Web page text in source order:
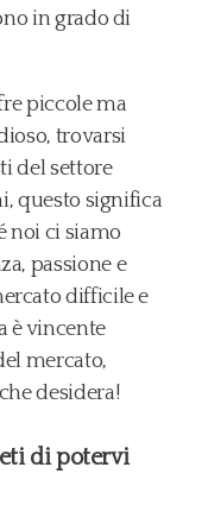
in grado di
piccole ma
trovarsi
del settore
questo significa
noi ci siamo
passione e
difficile e
è vincente
mercato,
desidera!
di potervi